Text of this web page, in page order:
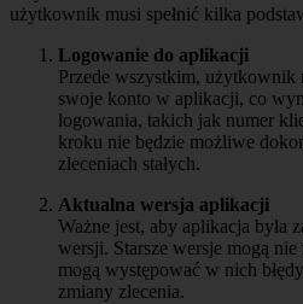
użytkownik musi spełnić kilka
Logowanie do aplikacji
Przede wszystkim, użytkownik
swoje konto w aplikacji, co
logowania, takich jak numer
kroku nie będzie możliwe
zleceniach stałych.
Aktualna wersja aplikacji
Ważne jest, aby aplikacja była
wersji. Starsze wersje mogą
mogą występować w nich
zmiany zlecenia.